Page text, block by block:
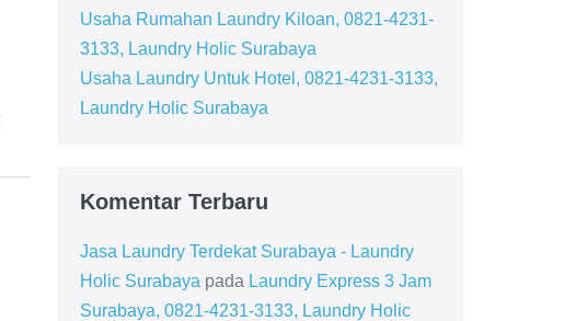
Usaha Rumahan Laundry Kiloan, 0821-4231-
3133, Laundry Holic Surabaya
Usaha Laundry Untuk Hotel, 0821-4231-3133,
Laundry Holic Surabaya
Komentar Terbaru
Jasa Laundry Terdekat Surabaya - Laundry
Holic Surabaya pada Laundry Express 3 Jam
Surabaya, 0821-4231-3133, Laundry Holic